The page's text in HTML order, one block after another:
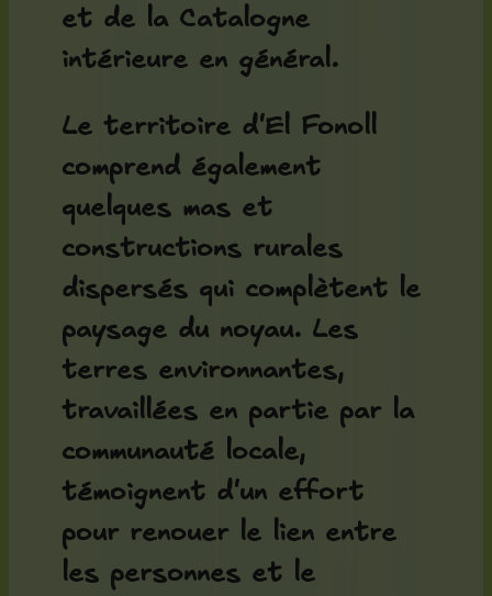
et de la Catalogne
intérieure en général.
Le territoire d'El Fonoll
comprend également
quelques mas et
constructions rurales
dispersés qui complètent le
paysage du noyau. Les
terres environnantes,
travaillées en partie par la
communauté locale,
témoignent d'un effort
pour renouer le lien entre
les personnes et le